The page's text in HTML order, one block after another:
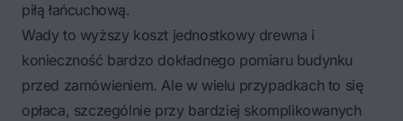
piłą łańcuchową.
Wady to wyższy koszt jednostkowy drewna i
konieczność bardzo dokładnego pomiaru budynku
przed zamówieniem. Ale w wielu przypadkach to się
opłaca, szczególnie przy bardziej skomplikowanych